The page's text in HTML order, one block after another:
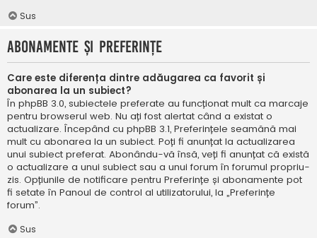
Sus
Abonamente și Preferințe
Care este diferența dintre adăugarea ca favorit și
abonarea la un subiect?
În phpBB 3.0, subiectele preferate au funcționat mult ca marcaje
pentru browserul web. Nu ați fost alertat când a existat o
actualizare. Începând cu phpBB 3.1, Preferințele seamănă mai
mult cu abonarea la un subiect. Poți fi anunțat la actualizarea
unui subiect preferat. Abonându-vă însă, veți fi anunțat că există
o actualizare a unui subiect sau a unui forum în forumul propriu-
zis. Opțiunile de notificare pentru Preferințe și abonamente pot
fi setate în Panoul de control al utilizatorului, la „Preferințe
forum”.
Sus